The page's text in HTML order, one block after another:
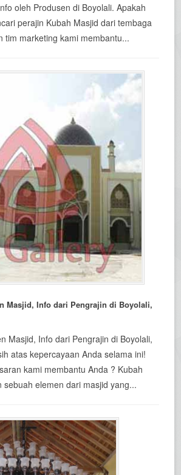
oleh Produsen di Boyolali. Apakah
perajin Kubah Masjid dari tembaga
tim marketing kami membantu...
Masjid, Info dari Pengrajin di Boyolali,
Masjid, Info dari Pengrajin di Boyolali,
atas kepercayaan Anda selama ini!
kami membantu Anda ? Kubah
sebuah elemen dari masjid yang...